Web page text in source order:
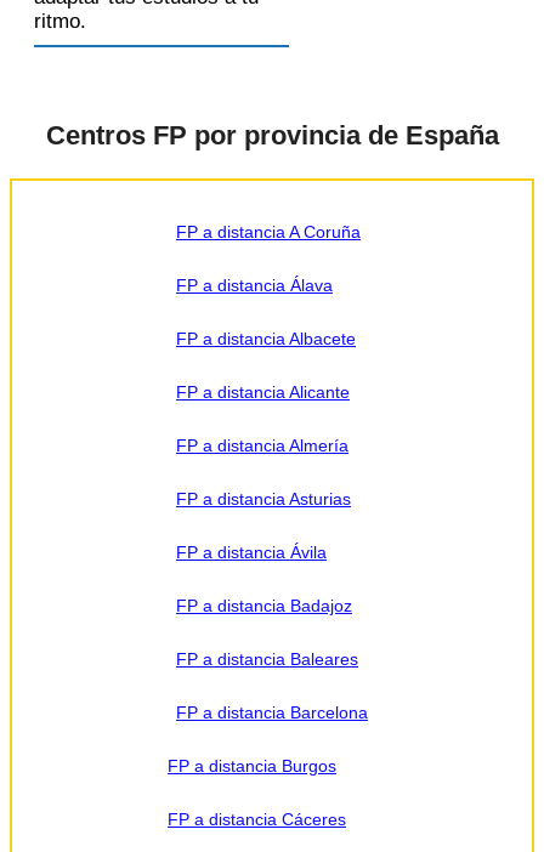
ritmo.
Centros FP por provincia de España
FP a distancia A Coruña
FP a distancia Álava
FP a distancia Albacete
FP a distancia Alicante
FP a distancia Almería
FP a distancia Asturias
FP a distancia Ávila
FP a distancia Badajoz
FP a distancia Baleares
FP a distancia Barcelona
FP a distancia Burgos
FP a distancia Cáceres